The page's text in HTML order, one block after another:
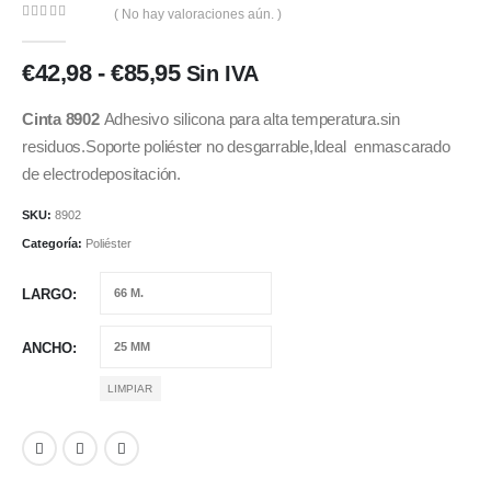
( No hay valoraciones aún. )
€42,98 - €85,95Rango
precios:
desde
Sin IVA
Cinta 8902Adhesivo silicona para alta temperatura.sin
residuos.Soporte poliéster no desgarrable,Ideal enmascarado
de electrodepositación.
SKU: 8902
Categoría: Poliéster
LARGO
ANCHO
LIMPIAR